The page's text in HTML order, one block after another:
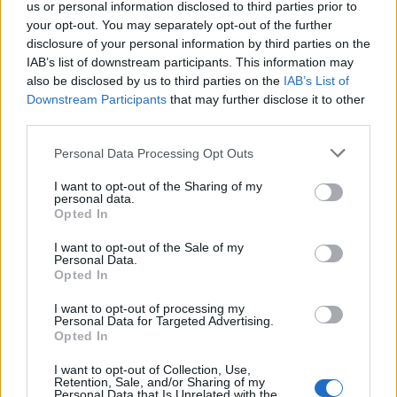
us or personal information disclosed to third parties prior to
your opt-out. You may separately opt-out of the further
disclosure of your personal information by third parties on the
IAB’s list of downstream participants. This information may
also be disclosed by us to third parties on the IAB’s List of
Downstream Participants that may further disclose it to other
Please note that this website/app uses one or more Google
not limited to your visit or usage behaviour. You may click to
grant or deny consent to Google and its third-party tags to
use your data for below specified purposes in below Google
consent section.
Personal Data Processing Opt Outs
I want to opt-out of the Sharing of my
personal data.
Opted In
I want to opt-out of the Sale of my
Personal Data.
Opted In
I want to opt-out of processing my
Personal Data for Targeted Advertising.
Opted In
I want to opt-out of Collection, Use,
Retention, Sale, and/or Sharing of my
προϋφιστάμενου νομοθετικού πλαισίου, που
καθιέρωνε υψηλότερου βαθμού εγγυήσεις κατά τη
διαδικασία άρσης απορρήτου που διενεργούνταν
από κρατικές αρχές για λόγους εθνικής ασφάλειας,
από κρατικές αρχές, είτε από ιδιώτες, που
κατέχουν εξοπλισμό και λογισμικά
παρακολούθησης.
»Η Ελληνική Δημοκρατία δεν μπορεί η ίδια να
εμφανίζεται υποχωρητική σε σχέση με το πλαίσιο
που διαφύλασσε τα δικαιώματα των πολιτών στο
πεδίο αυτό και παράλληλα να ανέχεται τη συναφή
θεσμική αποκατάσταση της αρμοδιότητας της ΑΔΑΕ